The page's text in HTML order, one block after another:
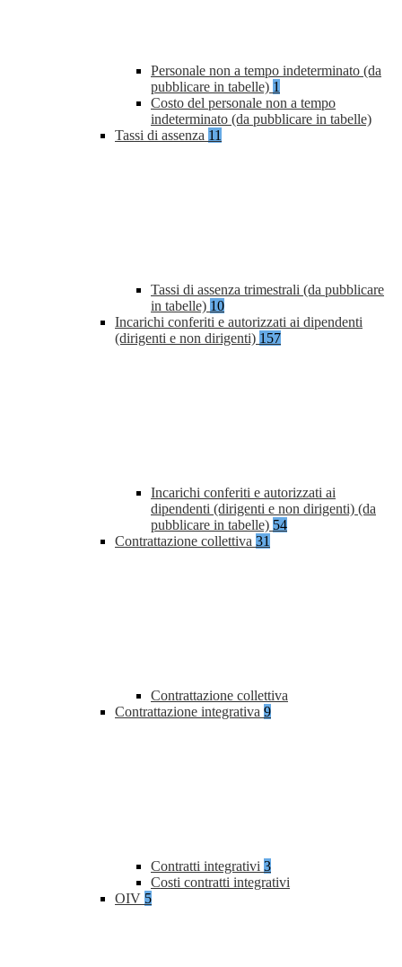
Personale non a tempo indeterminato (da
pubblicare in tabelle) 1
Costo del personale non a tempo
indeterminato (da pubblicare in tabelle)
Tassi di assenza 11
Tassi di assenza trimestrali (da pubblicare
in tabelle) 10
Incarichi conferiti e autorizzati ai dipendenti
(dirigenti e non dirigenti) 157
Incarichi conferiti e autorizzati ai
dipendenti (dirigenti e non dirigenti) (da
pubblicare in tabelle) 54
Contrattazione collettiva 31
Contrattazione collettiva
Contrattazione integrativa 9
Contratti integrativi 3
Costi contratti integrativi
OIV 5